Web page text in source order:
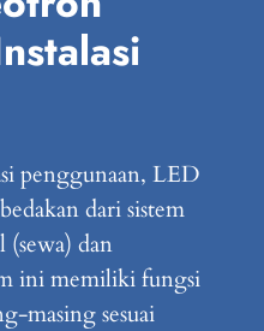
penggunaan, LED
dari sistem
(sewa) dan
ini memiliki fungsi
masing sesuai